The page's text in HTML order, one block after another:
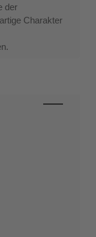
der
Charakter